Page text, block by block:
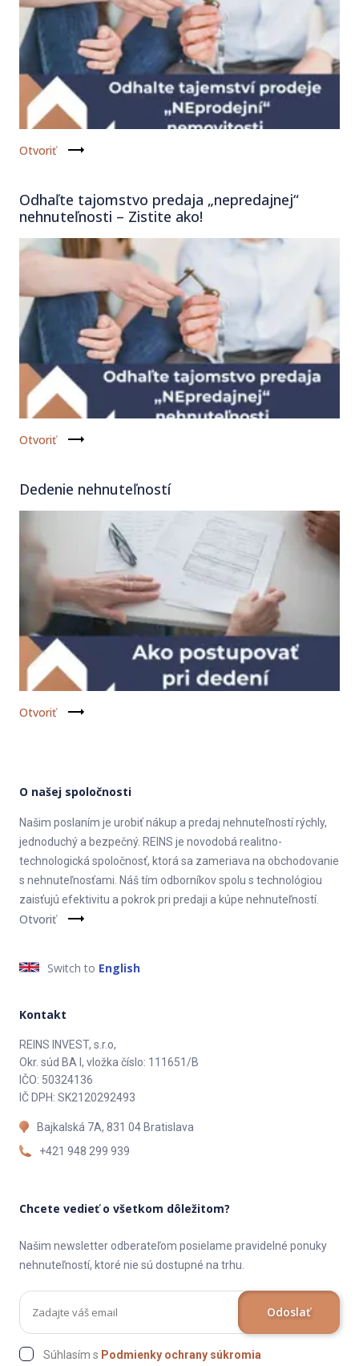
Otvoriť
Odhaľte tajomstvo predaja „nepredajnej“
nehnuteľnosti – Zistite ako!
Otvoriť
Dedenie nehnuteľností
Otvoriť
O našej spoločnosti
Našim poslaním je urobiť nákup a predaj nehnuteľností rýchly,
jednoduchý a bezpečný. REINS je novodobá realitno-
technologická spoločnosť, ktorá sa zameriava na obchodovanie
s nehnuteľnosťami. Náš tím odborníkov spolu s technológiou
zaisťujú efektivitu a pokrok pri predaji a kúpe nehnuteľností.
Otvoriť
Switch to English
Kontakt
REINS INVEST, s.r.o,
Okr. súd BA I, vložka číslo: 111651/B
IČO: 50324136
IČ DPH: SK2120292493
Bajkalská 7A, 831 04 Bratislava
+421 948 299 939
Chcete vedieť o všetkom dôležitom?
Našim newsletter odberateľom posielame pravidelné ponuky
nehnuteľností, ktoré nie sú dostupné na trhu.
Odoslať
Súhlasím s Podmienky ochrany súkromia